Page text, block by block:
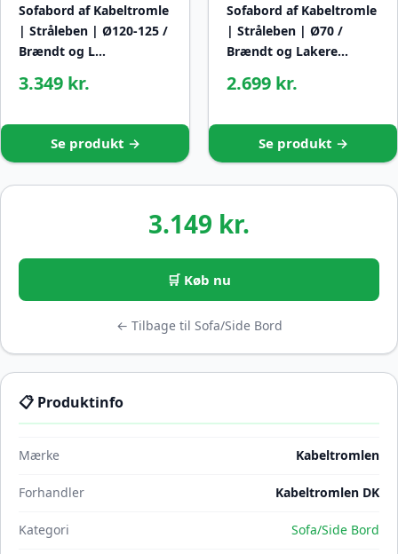
Sofabord af Kabeltromle
| Stråleben | Ø120-125 /
Brændt og L…
3.349 kr.
Se produkt →
Sofabord af Kabeltromle
| Stråleben | Ø70 /
Brændt og Lakere…
2.699 kr.
Se produkt →
3.149 kr.
🛒 Køb nu
← Tilbage til Sofa/Side Bord
📋 Produktinfo
Mærke Kabeltromlen
Forhandler Kabeltromlen DK
Kategori Sofa/Side Bord